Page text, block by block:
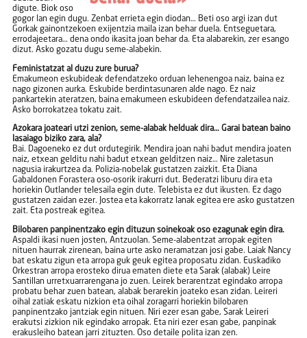
digute. Biok oso
gogor lan egin dugu. Zenbat errieta egin diodan… Beti oso argi izan dut
Gorkak gainontzekoen exijentzia maila izan behar duela. Entseguetara,
errodajeetara… dena ondo ikasita joan behar da. Eta alabarekin, zer esango
dizut. Asko gozatu dugu seme-alabekin.
Feministatzat al duzu zure burua?
Emakumeon eskubideak defendatzeko orduan lehenengoa naiz, baina ez
nago gizonen aurka. Eskubide berdintasunaren alde nago. Ez naiz
pankartekin ateratzen, baina emakumeen eskubideen defendatzailea naiz.
Asko borrokatzea tokatu zait.
Azokara joateari utzi zenion, seme-alabak helduak dira… Garai batean baino
lasaiago biziko zara, ala?
Bai. Dagoeneko ez dut ordutegirik. Mendira joan nahi badut mendira joaten
naiz, etxean gelditu nahi badut etxean gelditzen naiz… Nire zaletasun
nagusia irakurtzea da. Polizia-nobelak gustatzen zaizkit. Eta Diana
Gabaldonen Forastera oso-osorik irakurri dut. Bederatzi liburu dira eta
horiekin Outlander telesaila egin dute. Telebista ez dut ikusten. Ez dago
gustatzen zaidan ezer. Jostea eta kakorratz lanak egitea ere asko gustatzen
zait. Eta postreak egitea.
Bilobaren panpinentzako egin dituzun soinekoak oso ezagunak egin dira.
Aspaldi ikasi nuen josten, Antzuolan. Seme-alabentzat arropak egiten
nituen haurrak zirenean, baina urte asko neramatzan josi gabe. Laiak Nancy
bat eskatu zigun eta arropa guk geuk egitea proposatu zidan. Euskadiko
Orkestran arropa erosteko dirua ematen diete eta Sarak (alabak) Leire
Santillan urretxuarrarengana jo zuen. Leirek berarentzat egindako arropa
probatu behar zuen batean, alabak berarekin joateko esan zidan. Leireri
oihal zatiak eskatu nizkion eta oihal zoragarri horiekin bilobaren
panpinentzako jantziak egin nituen. Niri ezer esan gabe, Sarak Leireri
erakutsi zizkion nik egindako arropak. Eta niri ezer esan gabe, panpinak
erakusleiho batean jarri zituzten. Oso detaile polita izan zen.